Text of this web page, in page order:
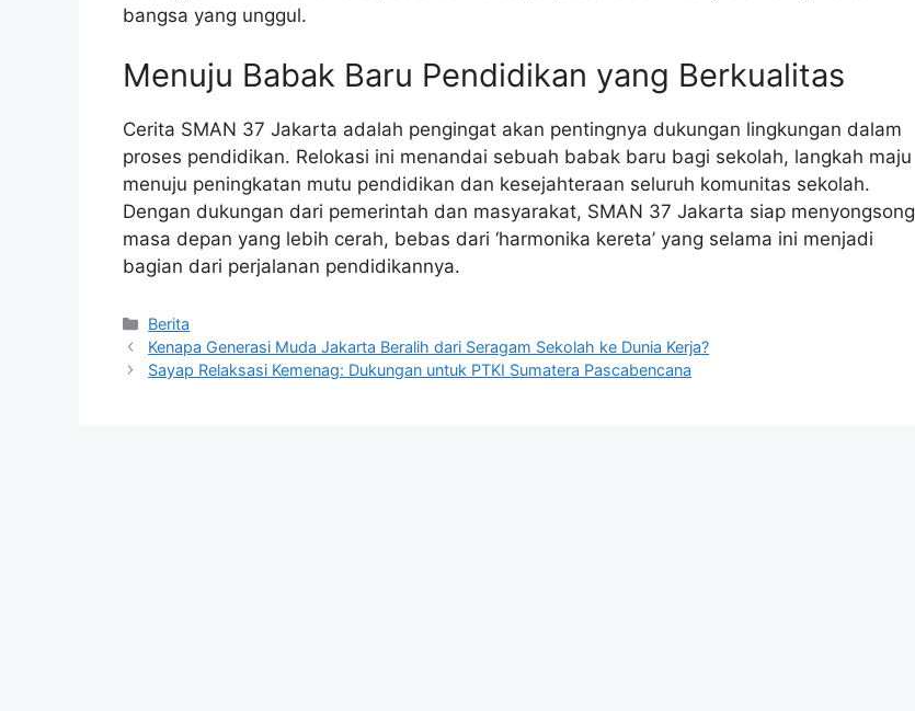
bangsa yang unggul.
Menuju Babak Baru Pendidikan yang Berkualitas
Cerita SMAN 37 Jakarta adalah pengingat akan pentingnya dukungan lingkungan dalam
proses pendidikan. Relokasi ini menandai sebuah babak baru bagi sekolah, langkah maju
menuju peningkatan mutu pendidikan dan kesejahteraan seluruh komunitas sekolah.
Dengan dukungan dari pemerintah dan masyarakat, SMAN 37 Jakarta siap menyongsong
masa depan yang lebih cerah, bebas dari ‘harmonika kereta’ yang selama ini menjadi
bagian dari perjalanan pendidikannya.
Kategori
Berita
Kenapa Generasi Muda Jakarta Beralih dari Seragam Sekolah ke Dunia Kerja?
Sayap Relaksasi Kemenag: Dukungan untuk PTKI Sumatera Pascabencana